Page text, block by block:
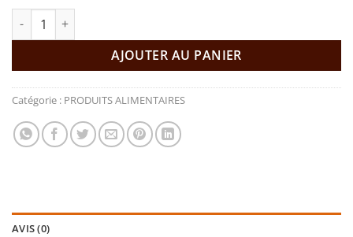
quantité de Fromage à tartiner Puck
AJOUTER AU PANIER
Catégorie : PRODUITS ALIMENTAIRES
AVIS (0)